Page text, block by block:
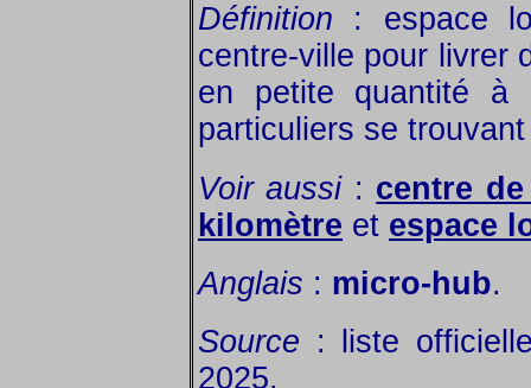
Définition : espace
centre-ville pour livrer
en petite quantité à
particuliers se
Voir aussi: centre
kilomètre et espace
Anglais : micro-hub.
Source : liste
2025.